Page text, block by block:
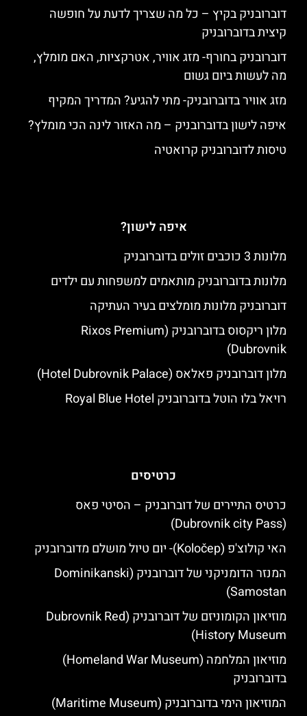
דוברובניק בקיץ – כל מה שצריך לדעת על חופשה
קיצית בדוברובניק
דוברובניק בחורף- מזג אוויר, אטרקציות, האם מומלץ,
מה לעשות ביום גשום
מזג אוויר בדוברובניק- מתי להגיע? המדריך המקיף
איפה לישון בדוברובניק – מה האזור לינה הכי מומלץ?
טיסות לדוברובניק קרואטיה
איפה לישון?
מלונות 3 כוכבים זולים בדוברובניק
מלונות בדוברובניק מותאמים למשפחות עם ילדים
דוברובניק מלונות מומלצים בעיר העתיקה
מלון ריקסוס בדוברובניק (Rixos Premium
Dubrovnik)
מלון דוברובניק פאלאס (Hotel Dubrovnik Palace)
רויאל בלו הוטל בדוברובניק Royal Blue Hotel
כרטיסים
כרטיס התיירים של דוברובניק – הסיטי פאס
(Dubrovnik city Pass)
האי קולוצ'פ (Koločep)- יום טיול מושלם מדוברובניק
המנזר הדומניקני של דוברובניק (Dominikanski
Samostan)
מוזיאון הקומוניזם של דוברובניק (Dubrovnik Red
History Museum)
מוזיאון המלחמה (Homeland War Museum)
בדוברובניק
המוזיאון הימי בדוברובניק (Maritime Museum)